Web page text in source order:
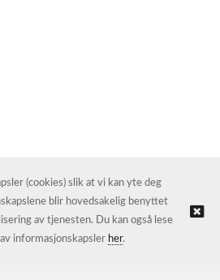
(cookies) slik at vi kan yte deg
blir hovedsakelig benyttet
av tjenesten. Du kan også lese
informasjonskapsler her.